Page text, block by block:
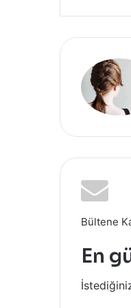
Bültene
En